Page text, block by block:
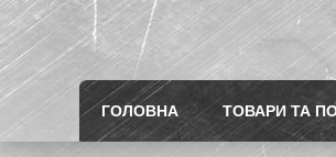
ГОЛОВНА ТОВАРИ ТА